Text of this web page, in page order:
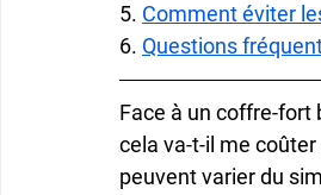
5. Comment éviter
6. Questions
Face à un coffre-fort
cela va-t-il me
peuvent varier du